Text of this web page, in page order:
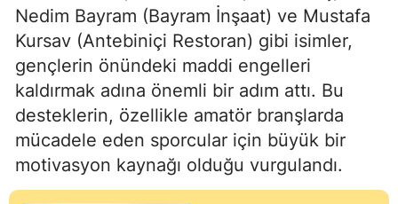
Nedim Bayram (Bayram İnşaat) ve Mustafa
Kursav (Antebiniçi Restoran) gibi isimler,
gençlerin önündeki maddi engelleri
kaldırmak adına önemli bir adım attı. Bu
desteklerin, özellikle amatör branşlarda
mücadele eden sporcular için büyük bir
motivasyon kaynağı olduğu vurgulandı.